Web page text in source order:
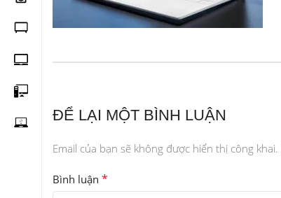
ĐỂ LẠI MỘT BÌNH LUẬN
Email của bạn sẽ không được hiển thị công khai.
Bình luận *